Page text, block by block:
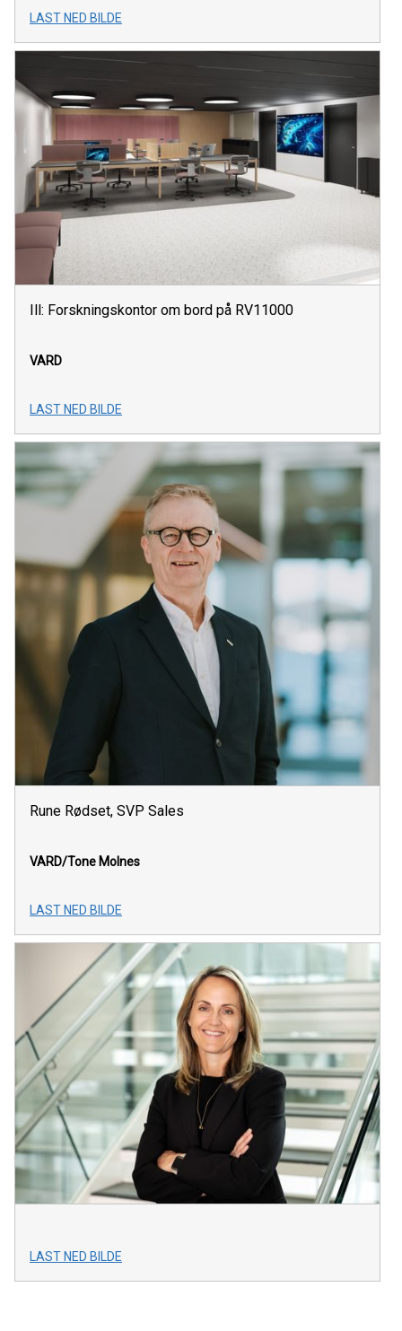
LAST NED BILDE
Ill: Forskningskontor om bord på RV11000
VARD
LAST NED BILDE
Rune Rødset, SVP Sales
VARD/Tone Molnes
LAST NED BILDE
LAST NED BILDE